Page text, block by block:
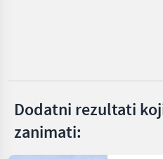
Kverneland
Dodatni rezultati
zanimati: